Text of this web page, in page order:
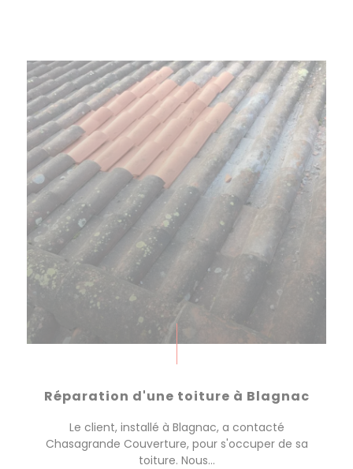
Réparation d'une toiture à Blagnac
Le client, installé à Blagnac, a contacté
Chasagrande Couverture, pour s'occuper de sa
toiture. Nous...